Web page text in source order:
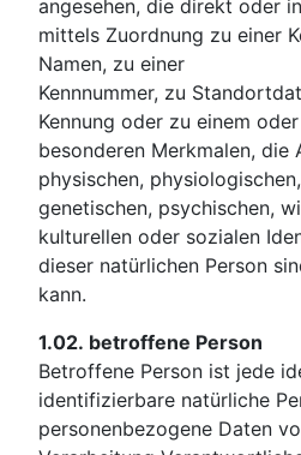
angesehen, die direkt oder
mittels Zuordnung zu einer
Namen, zu einer
Kennnummer, zu
Kennung oder zu einem
besonderen Merkmalen, die
physischen, physiologischen,
genetischen, psychischen,
kulturellen oder sozialen
dieser natürlichen Person
kann.
1.02. betroffene Person
Betroffene Person ist jede
identifizierbare natürliche
personenbezogene Daten